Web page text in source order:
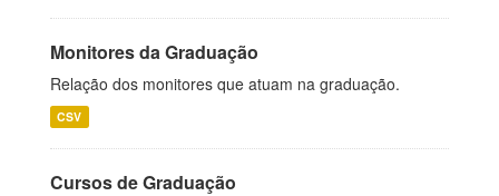
Monitores da Graduação
Relação dos monitores que atuam na graduação.
CSV
Cursos de Graduação